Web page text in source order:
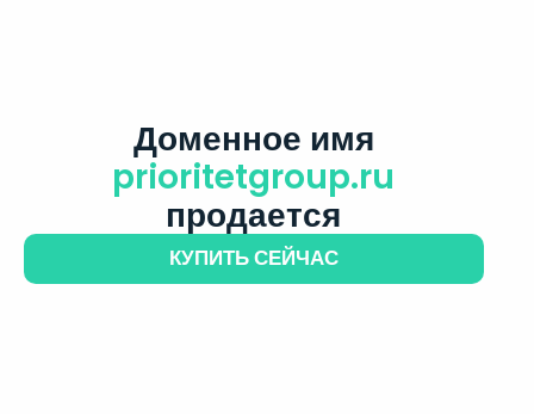
Доменное имя
prioritetgroup.ru
продается
КУПИТЬ СЕЙЧАС